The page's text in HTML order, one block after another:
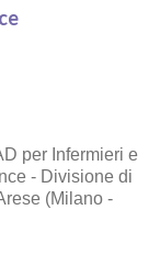
per Infermieri e
- Divisione di
(Milano -